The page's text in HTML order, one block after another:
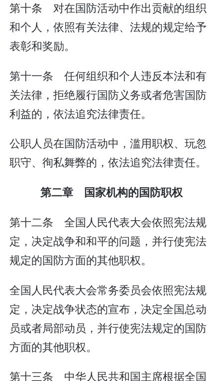
第十条 对在国防活动中作出贡献的组织
和个人，依照有关法律、法规的规定给予
表彰和奖励。
第十一条 任何组织和个人违反本法和有
关法律，拒绝履行国防义务或者危害国防
利益的，依法追究法律责任。
公职人员在国防活动中，滥用职权、玩忽
职守、徇私舞弊的，依法追究法律责任。
第二章 国家机构的国防职权
第十二条 全国人民代表大会依照宪法规
定，决定战争和和平的问题，并行使宪法
规定的国防方面的其他职权。
全国人民代表大会常务委员会依照宪法规
定，决定战争状态的宣布，决定全国总动
员或者局部动员，并行使宪法规定的国防
方面的其他职权。
第十三条 中华人民共和国主席根据全国